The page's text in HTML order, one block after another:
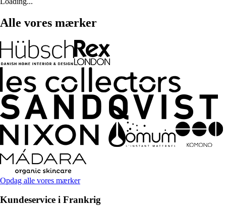
Alle vores mærker
Opdag alle vores mærker
Kundeservice i Frankrig